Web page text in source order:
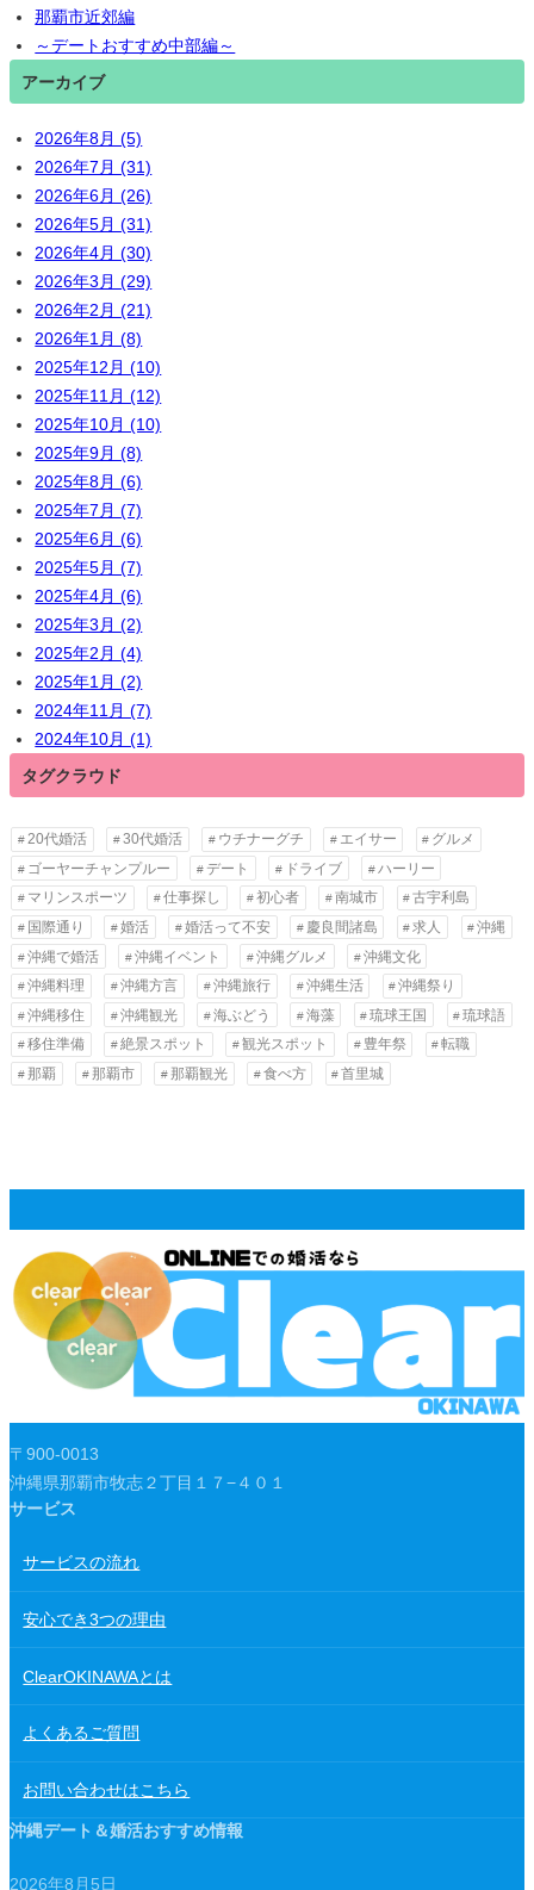
那覇市近郊編
～デートおすすめ中部編～
アーカイブ
2026年8月 (5)
2026年7月 (31)
2026年6月 (26)
2026年5月 (31)
2026年4月 (30)
2026年3月 (29)
2026年2月 (21)
2026年1月 (8)
2025年12月 (10)
2025年11月 (12)
2025年10月 (10)
2025年9月 (8)
2025年8月 (6)
2025年7月 (7)
2025年6月 (6)
2025年5月 (7)
2025年4月 (6)
2025年3月 (2)
2025年2月 (4)
2025年1月 (2)
2024年11月 (7)
2024年10月 (1)
タグクラウド
20代婚活 30代婚活 ウチナーグチ エイサー
グルメ
ゴーヤーチャンプルー
デート ドライブ
ハーリー
マリンスポーツ
仕事探し 初心者 南城市
古宇利島
国際通り
婚活 婚活って不安 慶良間諸島 求人
沖縄
沖縄で婚活
沖縄イベント 沖縄グルメ
沖縄文化
沖縄料理
沖縄方言 沖縄旅行 沖縄生活
沖縄祭り
沖縄移住
沖縄観光 海ぶどう 海藻 琉球王国
琉球語
移住準備
絶景スポット 観光スポット 豊年祭
転職
那覇
那覇市 那覇観光 食べ方 首里城
〒900-0013
沖縄県那覇市牧志２丁目１７−４０１
サービス
サービスの流れ
安心でき3つの理由
ClearOKINAWAとは
よくあるご質問
お問い合わせはこちら
沖縄デート＆婚活おすすめ情報
2026年8月5日